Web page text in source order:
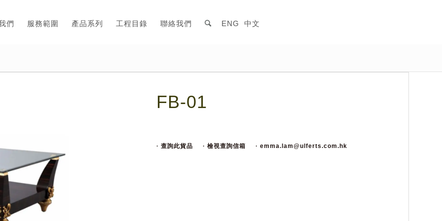
們 服務範圍 產品系列 工程目錄 聯絡我們 ENG 中文
FB-01
· 查詢此貨品 · 檢視查詢信箱 · emma.lam@ulferts.com.hk